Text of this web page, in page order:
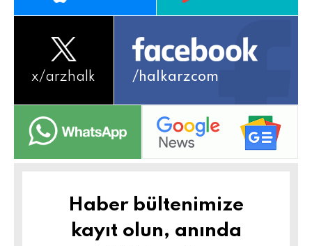
x/arzhalk /halkarzcom
Haber bültenimize
kayıt olun, anında